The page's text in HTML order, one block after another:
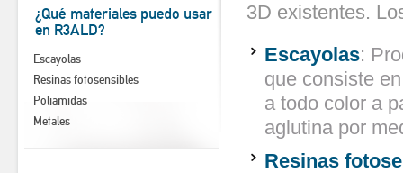
¿Qué materiales puedo usar
en R3ALD?
Escayolas
Resinas fotosensibles
Poliamidas
Metales
3D existentes.
Escayolas:
que consiste
a todo color a
aglutina por
Resinas